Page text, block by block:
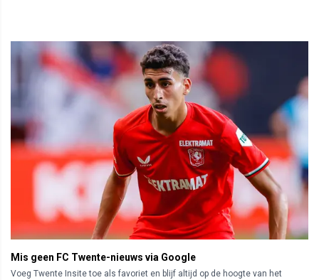
Mis geen FC Twente-nieuws via Google
Voeg Twente Insite toe als favoriet en blijf altijd op de hoogte van het